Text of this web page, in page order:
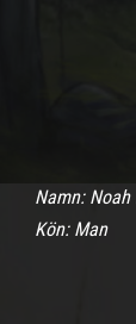
Namn: Noah
Kön: Man